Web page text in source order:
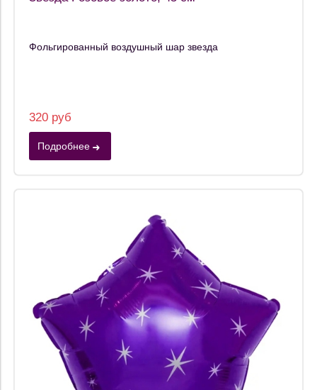
Фольгированный воздушный шар звезда
320 руб
Подробнее